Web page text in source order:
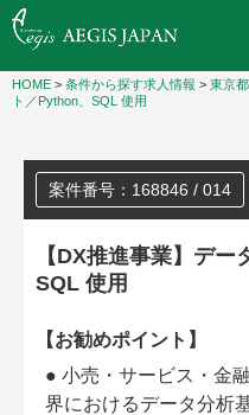
HOME > 条件から探す求人情報 > 東京
ト／Python、SQL 使用
案件番号：168846 / 014
【DX推進事業】デー
SQL 使用
【お勧めポイント】
● 小売・サービス・金
界におけるデータ分析